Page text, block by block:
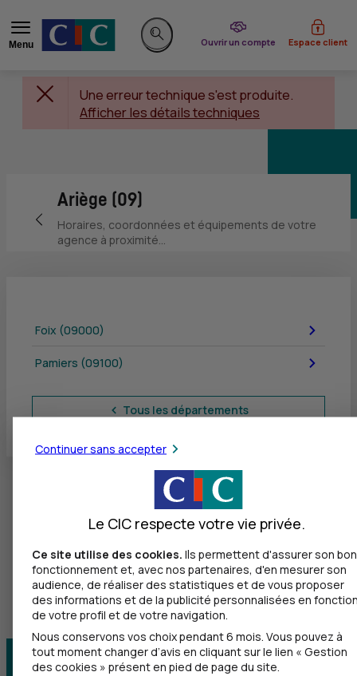
Menu
Rechercher sur le site
Ouvrir un compte
du CIC Espace client
Une erreur technique s'est produite.
Afficher les détails techniques
Retour vers la page précédente
Ariège (09)
Horaires, coordonnées et équipements de votre
agence à proximité...
Foix (09000)
Pamiers (09100)
Tous les départements
Centre d'aide Trouver une agence
Continuer sans accepter
Le CIC respecte votre vie privée.
Ce site utilise des cookies. Ils permettent d'assurer son bon
fonctionnement et, avec nos partenaires, d'en mesurer son
audience, de réaliser des statistiques et de vous proposer
des informations et de la publicité personnalisées en
de votre profil et de votre navigation.
Nous conservons vos choix pendant 6 mois. Vous pouvez à
tout moment changer d’avis en cliquant sur le lien « Gestion
des cookies » présent en pied de page du site.